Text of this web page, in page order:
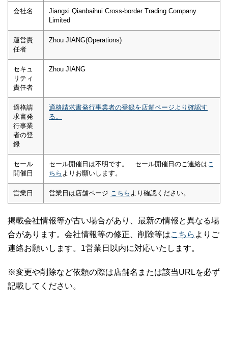
会社名
Jiangxi Qianbaihui Cross-border Trading Company
Limited
運営責
任者
Zhou JIANG(Operations)
セキュ
リティ
責任者
Zhou JIANG
適格請
求書発
行事業
者の登
録
適格請求書発行事業者の登録を店舗ページより確認す
る。
セール
開催日
セール開催日は不明です。 セール開催日のご連絡は こ
ちら よりお願いします。
営業日 営業日は店舗ページ こちら より確認ください。
掲載会社情報等が古い場合があり、最新の情報と異なる場
合があります。会社情報等の修正、削除等はこちら よりご
連絡お願いします。1営業日以内に対応いたします。
※変更や削除など依頼の際は店舗名または該当URLを必ず
記載してください。